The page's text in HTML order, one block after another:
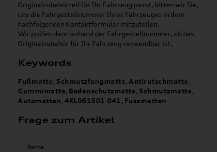
Originalzubehörteil für Ihr Fahrzeug passt, bitten wir Sie,
uns die Fahrgestellnummer Ihres Fahrzeuges in dem
nachfolgenden Kontaktformular mitzuteilen.
Wir prüfen dann anhand der Fahrgestellnummer, ob das
Originalzubehör für Ihr Fahrzeug verwendbar ist.
Keywords
Fußmatte, Schmutzfangmatte, Antirutschmatte,
Gummimatte, Bodenschutzmatte, Schmutzmatte,
Automatten,4KL061501 041, Fussmatten
Frage zum Artikel
Name